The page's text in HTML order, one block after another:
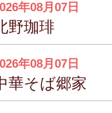
年08月07日
野珈琲
年08月07日
華そば郷家